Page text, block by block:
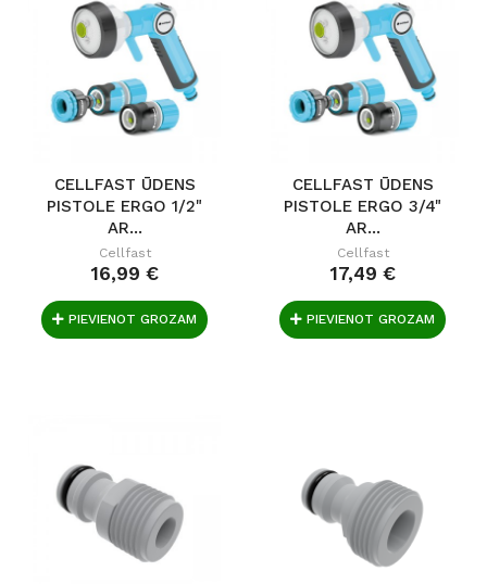
CELLFAST ŪDENS
PISTOLE ERGO 1/2"
AR...
Cellfast
16,99 €
PIEVIENOT GROZAM
CELLFAST ŪDENS
PISTOLE ERGO 3/4"
AR...
Cellfast
17,49 €
PIEVIENOT GROZAM